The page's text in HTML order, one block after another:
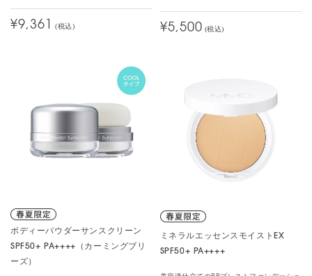
¥9,361 (税込) ¥5,500 (税込)
ボディーパウダーサンスクリーン
SPF50+ PA++++（カーミングブリ
ーズ）
ミネラルエッセンスモイストEX
SPF50+ PA++++